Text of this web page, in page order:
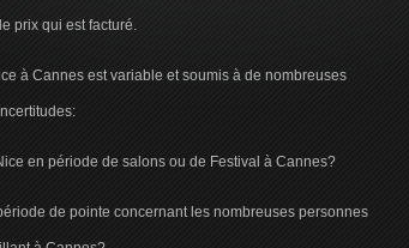
prix qui est facturé.
à Cannes est variable et soumis à de nombreuses
en période de salons ou de Festival à Cannes?
de pointe concernant les nombreuses personnes